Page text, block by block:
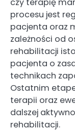
procesu jest
pacjenta oraz
zależności od
rehabilitacji
pacjenta o
technikach
Ostatnim
terapii oraz
dalszej
rehabilitacji.